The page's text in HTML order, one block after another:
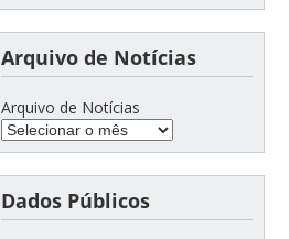
Arquivo de Notícias
Arquivo de Notícias
Dados Públicos